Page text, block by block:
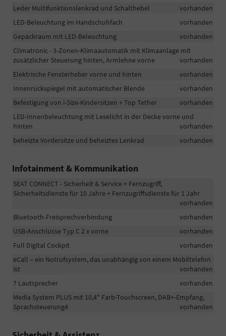
Leder Multifunktionslenkrad und Schalthebel
vorhanden
LED-Beleuchtung im Handschuhfach
vorhanden
Gepäckraum mit LED-Beleuchtung
vorhanden
Climatronic - 3-Zonen-Klimaautomatik mit Klimaanlage mit
zusätzlicher Steuerung hinten, Armlehne vorne
vorhanden
Elektrische Fensterheber vorne und hinten
vorhanden
Innenrückspiegel mit automatischer Blende
vorhanden
Befestigung von i-Size-Kindersitzen + Top Tether
vorhanden
LED-Innenbeleuchtung mit Leselicht in der Decke vorne und
hinten
vorhanden
beheizte Vordersitze und beheiztes Lenkrad
vorhanden
Infotainment & Kommunikation
SEAT CONNECT - Sicherheit & Service + Fernzugriff,
Sicherheitsdienste für 10 Jahre + Fernzugriffsdienste für 1 Jahr
vorhanden
Bluetooth-Freisprechverbindung
vorhanden
USB-Anschlüsse Typ C 2 x vorne
vorhanden
Full Digital Cockpit
vorhanden
eCall – ein Notrufsystem, das unabhängig von einem Mobiltelefon
ist
vorhanden
7 Lautsprecher
vorhanden
Media System PLUS mit 10,4" Farb-Touchscreen, DAB+-Empfang,
Sprachsteuerung4
vorhanden